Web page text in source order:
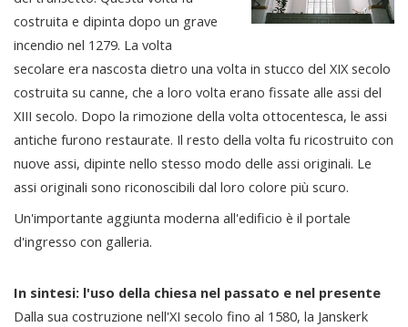
costruita e dipinta dopo un grave
incendio nel 1279. La volta
secolare era nascosta dietro una volta in stucco del XIX secolo
costruita su canne, che a loro volta erano fissate alle assi del
XIII secolo. Dopo la rimozione della volta ottocentesca, le assi
antiche furono restaurate. Il resto della volta fu ricostruito con
nuove assi, dipinte nello stesso modo delle assi originali. Le
assi originali sono riconoscibili dal loro colore più scuro.
Un'importante aggiunta moderna all'edificio è il portale
d'ingresso con galleria.
In sintesi: l'uso della chiesa nel passato e nel presente
Dalla sua costruzione nell'XI secolo fino al 1580, la Janskerk